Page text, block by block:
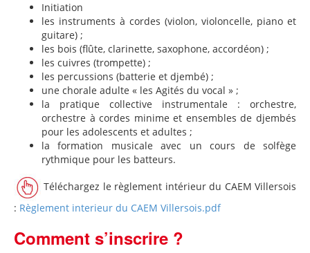
Initiation
les instruments à cordes (violon, violoncelle, piano et
guitare) ;
les bois (flûte, clarinette, saxophone, accordéon) ;
les cuivres (trompette) ;
les percussions (batterie et djembé) ;
une chorale adulte « les Agités du vocal » ;
la pratique collective instrumentale : orchestre,
orchestre à cordes minime et ensembles de djembés
pour les adolescents et adultes ;
la formation musicale avec un cours de solfège
rythmique pour les batteurs.
Téléchargez le règlement intérieur du CAEM Villersois
: Règlement interieur du CAEM Villersois.pdf
Comment s’inscrire ?